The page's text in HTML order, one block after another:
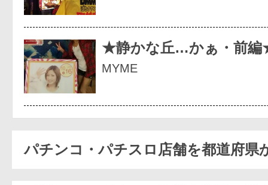
★静かな丘…かぁ・前
MYME
パチンコ・パチスロ店舗を都道府県